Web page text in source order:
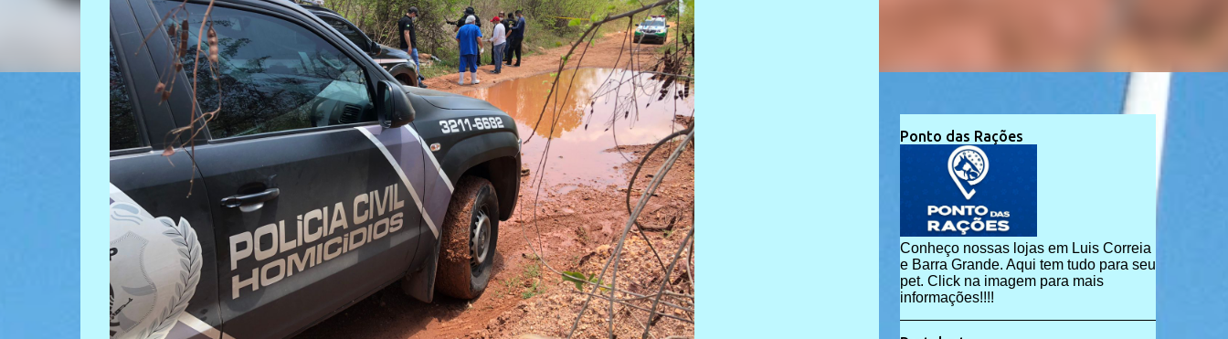
Ponto das Rações
Conheço nossas lojas em Luis Correia
e Barra Grande. Aqui tem tudo para seu
pet. Click na imagem para mais
informações!!!!